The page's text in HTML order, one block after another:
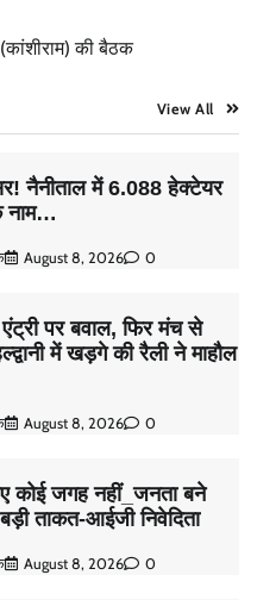
(कांशीराम) की बैठक
View All
नैनीताल में 6.088 हेक्टेयर
नाम…
August 8, 2026 0
पर बवाल, फिर मंच से
में खड़गे की रैली ने माहौल
August 8, 2026 0
कोई जगह नहीं_जनता बने
ताकत-आईजी निवेदिता
August 8, 2026 0